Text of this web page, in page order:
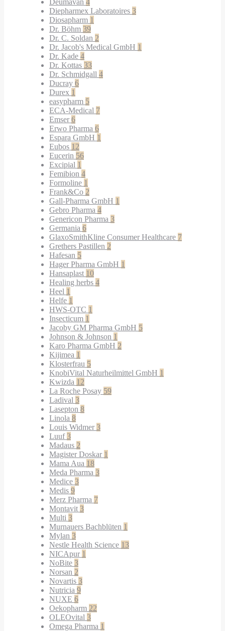
Deumavan 4
Diepharmex Laboratoires 3
Diosapharm 1
Dr. Böhm 39
Dr. C. Soldan 2
Dr. Jacob's Medical GmbH 1
Dr. Kade 4
Dr. Kottas 33
Dr. Schmidgall 4
Ducray 6
Durex 1
easypharm 5
ECA-Medical 7
Emser 6
Erwo Pharma 6
Espara GmbH 1
Eubos 12
Eucerin 56
Excipial 1
Femibion 4
Formoline 1
Frank&Co 2
Gall-Pharma GmbH 1
Gebro Pharma 4
Genericon Pharma 3
Germania 6
GlaxoSmithKline Consumer Healthcare 7
Grethers Pastillen 2
Hafesan 5
Hager Pharma GmbH 1
Hansaplast 10
Healing herbs 4
Heel 1
Helfe 1
HWS-OTC 1
Insecticum 1
Jacoby GM Pharma GmbH 5
Johnson & Johnson 1
Karo Pharma GmbH 2
Kijimea 1
Klosterfrau 5
KnobiVital Naturheilmittel GmbH 1
Kwizda 12
La Roche Posay 59
Ladival 3
Lasepton 8
Linola 8
Louis Widmer 3
Luuf 3
Madaus 2
Magister Doskar 1
Mama Aua 18
Meda Pharma 3
Medice 3
Medis 9
Merz Pharma 7
Montavit 3
Multi 3
Murnauers Bachblüten 1
Mylan 3
Nestle Health Science 13
NICApur 1
NoBite 3
Norsan 2
Novartis 3
Nutricia 9
NUXE 6
Oekopharm 22
OLEOvital 3
Omega Pharma 1